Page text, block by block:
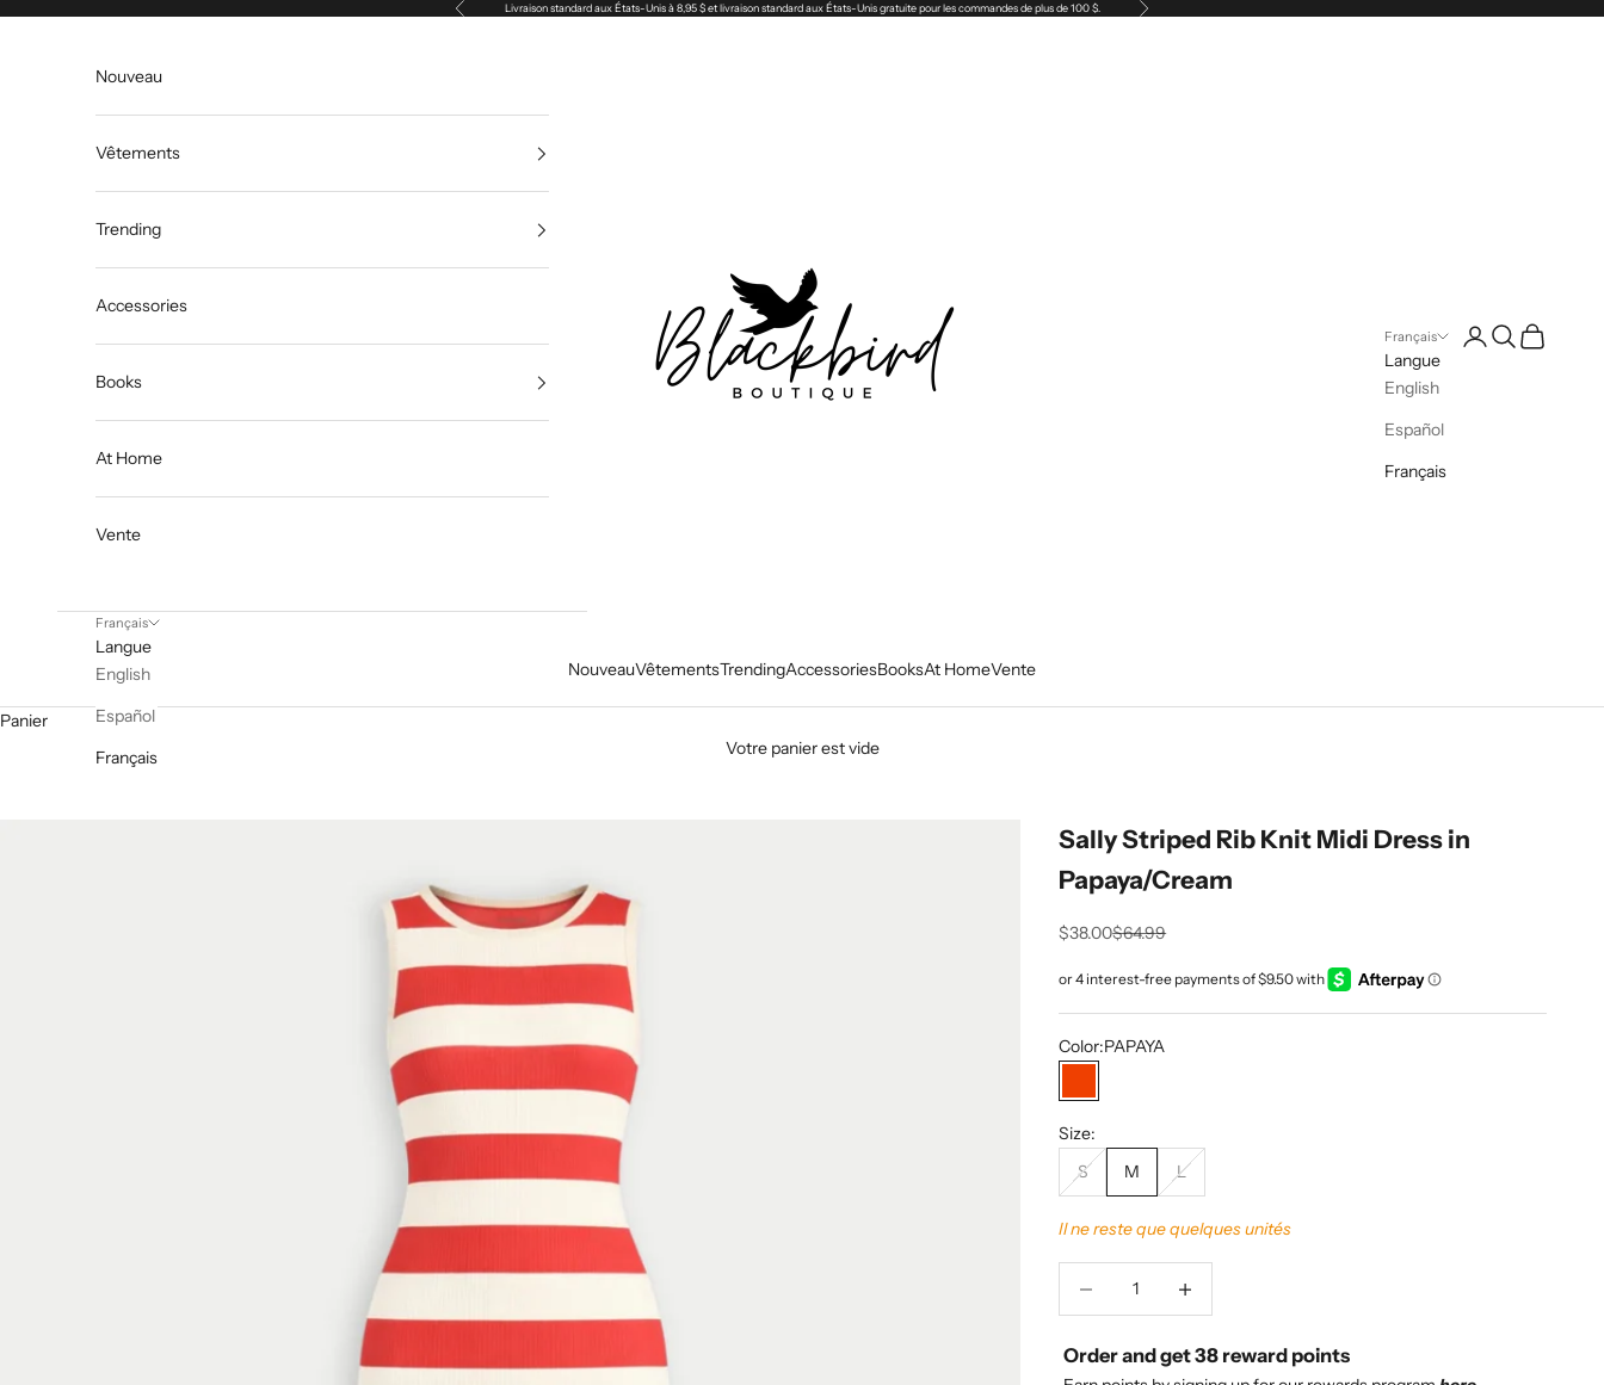
Passer au contenu PrécédentLivraison standard aux États-Unis à 8,95 $ et livraison standard aux États-Unis gratuite pour les commandes de plus de 100 $. Suivant
Blackbird Boutique
NouveauVêtementsTrendingAccessoriesBooksAt HomeVente
Français
Langue
English
Español
Français
Connexion
Recherche
Panier
Nouveau
Vêtements
Trending
Accessories
Books
At Home
Vente
Français
Langue
English
Español
Français
Panier
Votre panier est vide
Sally Striped Rib Knit Midi Dress in
Papaya/Cream
Prix de vente
$38.00Prix normal
$64.99
Color:PAPAYA
PAPAYA
Size:
S
M L
Il ne reste que quelques unités
Order and get38 reward points